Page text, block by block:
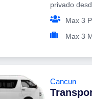
privado
Max 3
Max 3
Cancun